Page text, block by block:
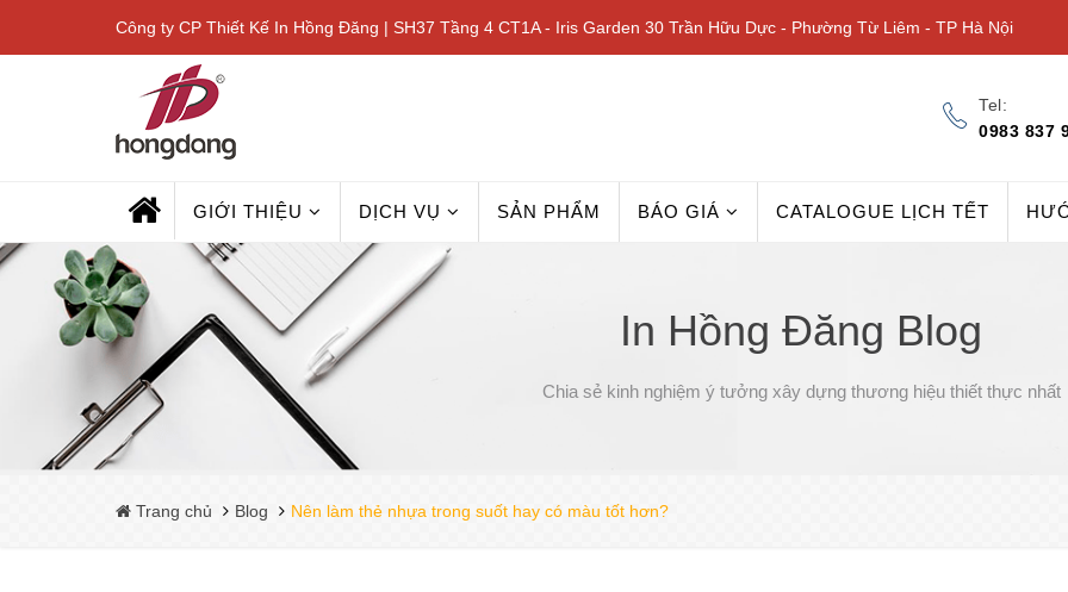
Công ty CP Thiết Kế In Hồng Đăng | SH37 Tầng 4 CT1A - Iris Garden 30 Trần Hữu Dực - Phường Từ Liêm - TP Hà Nội
Tel:
0983 837
GIỚI THIỆU DỊCH VỤ SẢN PHẨM BÁO GIÁ CATALOGUE LỊCH TẾT
In Hồng Đăng Blog
Chia sẻ kinh nghiệm ý tưởng xây dựng thương hiệu thiết thực nhất
Trang chủ Blog Nên làm thẻ nhựa trong suốt hay có màu tốt hơn?